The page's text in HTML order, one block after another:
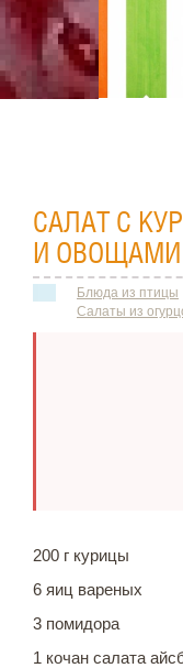
САЛАТ С
И ОВОЩАМИ
Блюда из птицы
Салаты из
200 г курицы
6 яиц вареных
3 помидора
1 кочан салата